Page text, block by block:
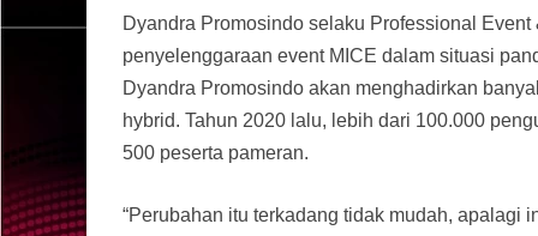
Dyandra Promosindo selaku Professional
penyelenggaraan event MICE dalam situasi
Dyandra Promosindo akan menghadirkan
hybrid. Tahun 2020 lalu, lebih dari 100.000
500 peserta pameran.
“Perubahan itu terkadang tidak mudah, apalagi